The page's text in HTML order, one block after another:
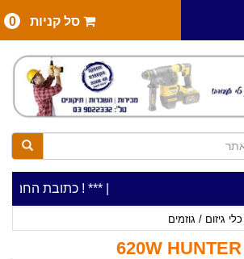
סל קניות 0
***כתובת החנות: רח' המלאכה 2, ביתן 8 ***כלי עבודה להשכרה בתעריף יומי משתלם ! ***
כלי גיזום / גוזמים